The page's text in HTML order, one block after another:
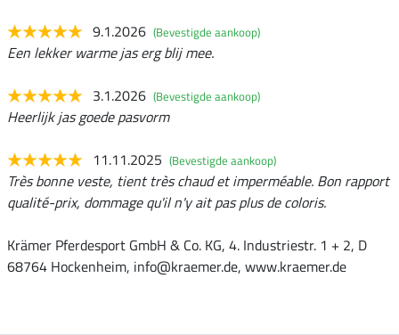
9.1.2026 (Bevestigde aankoop)
Een lekker warme jas erg blij mee.
3.1.2026 (Bevestigde aankoop)
Heerlijk jas goede pasvorm
11.11.2025 (Bevestigde aankoop)
Très bonne veste, tient très chaud et imperméable. Bon rapport
qualité-prix, dommage qu'il n'y ait pas plus de coloris.
Krämer Pferdesport GmbH & Co. KG, 4. Industriestr. 1 + 2, D
68764 Hockenheim, info@kraemer.de, www.kraemer.de